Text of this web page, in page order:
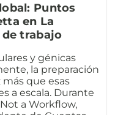
Puntos
en La
trabajo
y génicas
la preparación
que esas
a escala. Durante
a Workflow,